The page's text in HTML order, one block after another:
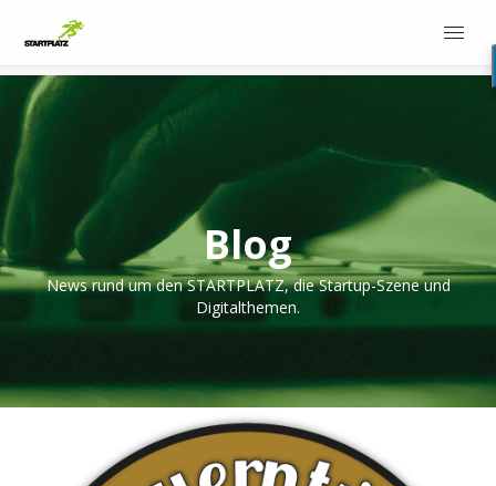
Blog
News rund um den STARTPLATZ, die Startup-Szene und
Digitalthemen.